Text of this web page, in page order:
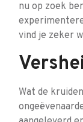
nu op zoek
vind je zeker
Wat de